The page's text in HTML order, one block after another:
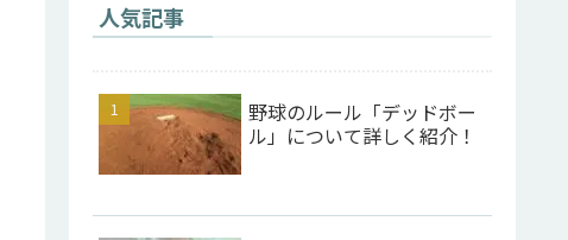
人気記事
野球のルール「デッドボー
ル」について詳しく紹介！